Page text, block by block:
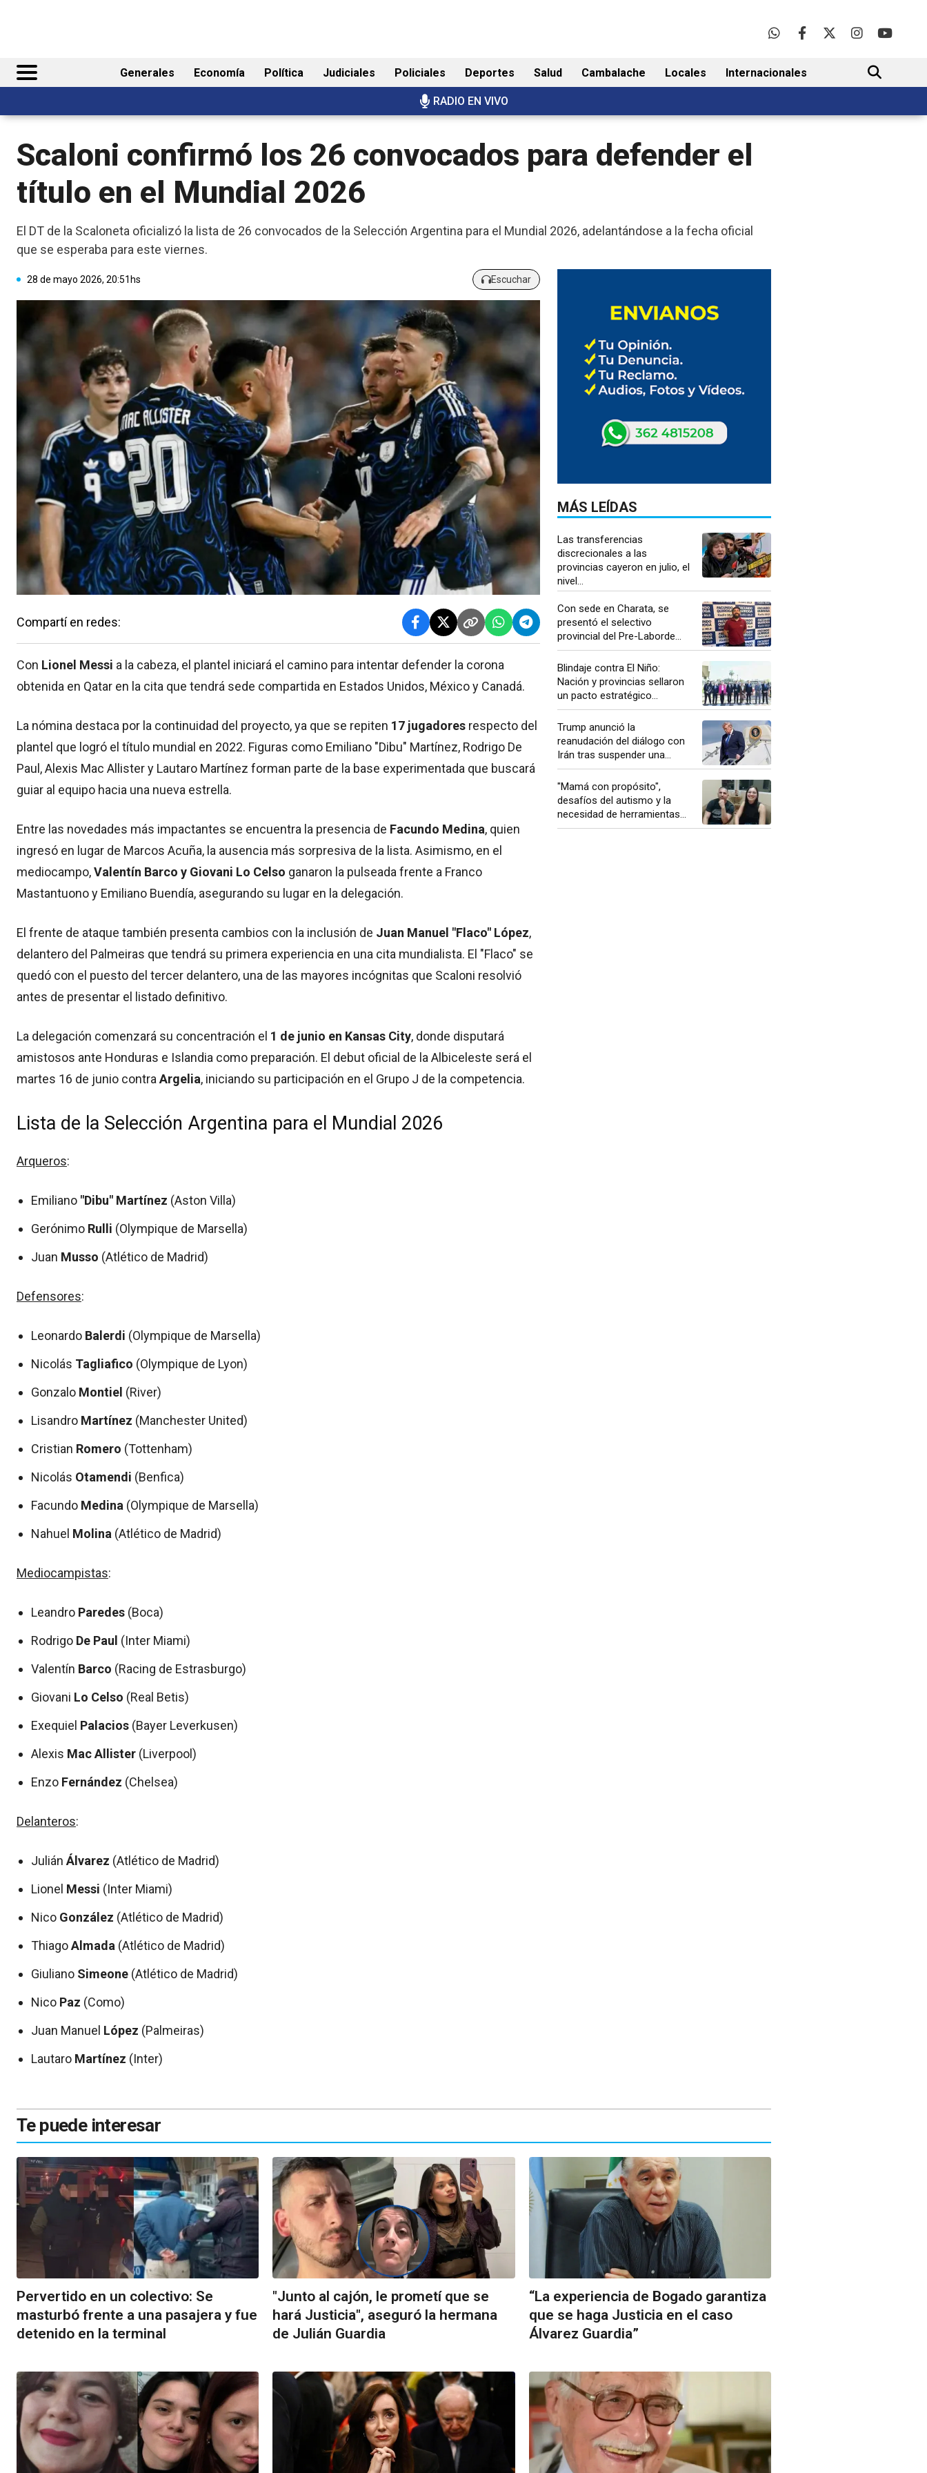
Generales Economía Política Judiciales Policiales Deportes Salud Cambalache Locales Internacionales
RADIO EN VIVO
BUSCAR
Scaloni confirmó los 26 convocados para defender el
título en el Mundial 2026
El DT de la Scaloneta oficializó la lista de 26 convocados de la Selección Argentina para el Mundial 2026, adelantándose a la fecha oficial
que se esperaba para este viernes.
28 de mayo 2026, 20:51hs Escuchar
Compartí en redes:
Con Lionel Messi a la cabeza, el plantel iniciará el camino para intentar defender la corona
obtenida en Qatar en la cita que tendrá sede compartida en Estados Unidos, México y Canadá.
La nómina destaca por la continuidad del proyecto, ya que se repiten 17 jugadores respecto del
plantel que logró el título mundial en 2022. Figuras como Emiliano "Dibu" Martínez, Rodrigo De
Paul, Alexis Mac Allister y Lautaro Martínez forman parte de la base experimentada que buscará
guiar al equipo hacia una nueva estrella.
Entre las novedades más impactantes se encuentra la presencia de Facundo Medina, quien
ingresó en lugar de Marcos Acuña, la ausencia más sorpresiva de la lista. Asimismo, en el
mediocampo,Valentín Barco y Giovani Lo Celso ganaron la pulseada frente a Franco
Mastantuono y Emiliano Buendía, asegurando su lugar en la delegación.
El frente de ataque también presenta cambios con la inclusión de Juan Manuel "Flaco" López,
delantero del Palmeiras que tendrá su primera experiencia en una cita mundialista. El "Flaco" se
quedó con el puesto del tercer delantero, una de las mayores incógnitas que Scaloni resolvió
antes de presentar el listado definitivo.
La delegación comenzará su concentración el 1 de junio en Kansas City, donde disputará
amistosos ante Honduras e Islandia como preparación. El debut oficial de la Albiceleste será el
martes 16 de junio contra Argelia, iniciando su participación en el Grupo J de la competencia.
Lista de la Selección Argentina para el Mundial 2026
Arqueros:
Emiliano "Dibu" Martínez (Aston Villa)
Gerónimo Rulli (Olympique de Marsella)
Juan Musso (Atlético de Madrid)
Defensores:
Leonardo Balerdi (Olympique de Marsella)
Nicolás Tagliafico (Olympique de Lyon)
Gonzalo Montiel (River)
Lisandro Martínez (Manchester United)
Cristian Romero (Tottenham)
Nicolás Otamendi (Benfica)
Facundo Medina (Olympique de Marsella)
Nahuel Molina (Atlético de Madrid)
Mediocampistas:
Leandro Paredes (Boca)
Rodrigo De Paul (Inter Miami)
Valentín Barco (Racing de Estrasburgo)
Giovani Lo Celso (Real Betis)
Exequiel Palacios (Bayer Leverkusen)
Alexis Mac Allister (Liverpool)
Enzo Fernández (Chelsea)
Delanteros:
Julián Álvarez (Atlético de Madrid)
Lionel Messi (Inter Miami)
Nico González (Atlético de Madrid)
ThiagoAlmada (Atlético de Madrid)
Giuliano Simeone (Atlético de Madrid)
Nico Paz (Como)
Juan Manuel López (Palmeiras)
Lautaro Martínez (Inter)
MÁS LEÍDAS
Las transferencias
discrecionales a las
provincias cayeron en julio, el
nivel...
Con sede en Charata, se
presentó el selectivo
provincial del Pre-Laborde...
Blindaje contra El Niño:
Nación y provincias sellaron
un pacto estratégico...
Trump anunció la
reanudación del diálogo con
Irán tras suspender una...
"Mamá con propósito",
desafíos del autismo y la
necesidad de herramientas...
Te puede interesar
Pervertido en un colectivo: Se
masturbó frente a una pasajera y fue
detenido en la terminal
"Junto al cajón, le prometí que se
hará Justicia", aseguró la hermana
de Julián Guardia
“La experiencia de Bogado garantiza
que se haga Justicia en el caso
Álvarez Guardia”